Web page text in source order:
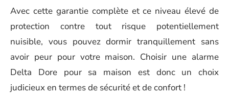
Avec cette garantie complète et ce niveau élevé de
protection contre tout risque potentiellement
nuisible, vous pouvez dormir tranquillement sans
avoir peur pour votre maison. Choisir une alarme
Delta Dore pour sa maison est donc un choix
judicieux en termes de sécurité et de confort !